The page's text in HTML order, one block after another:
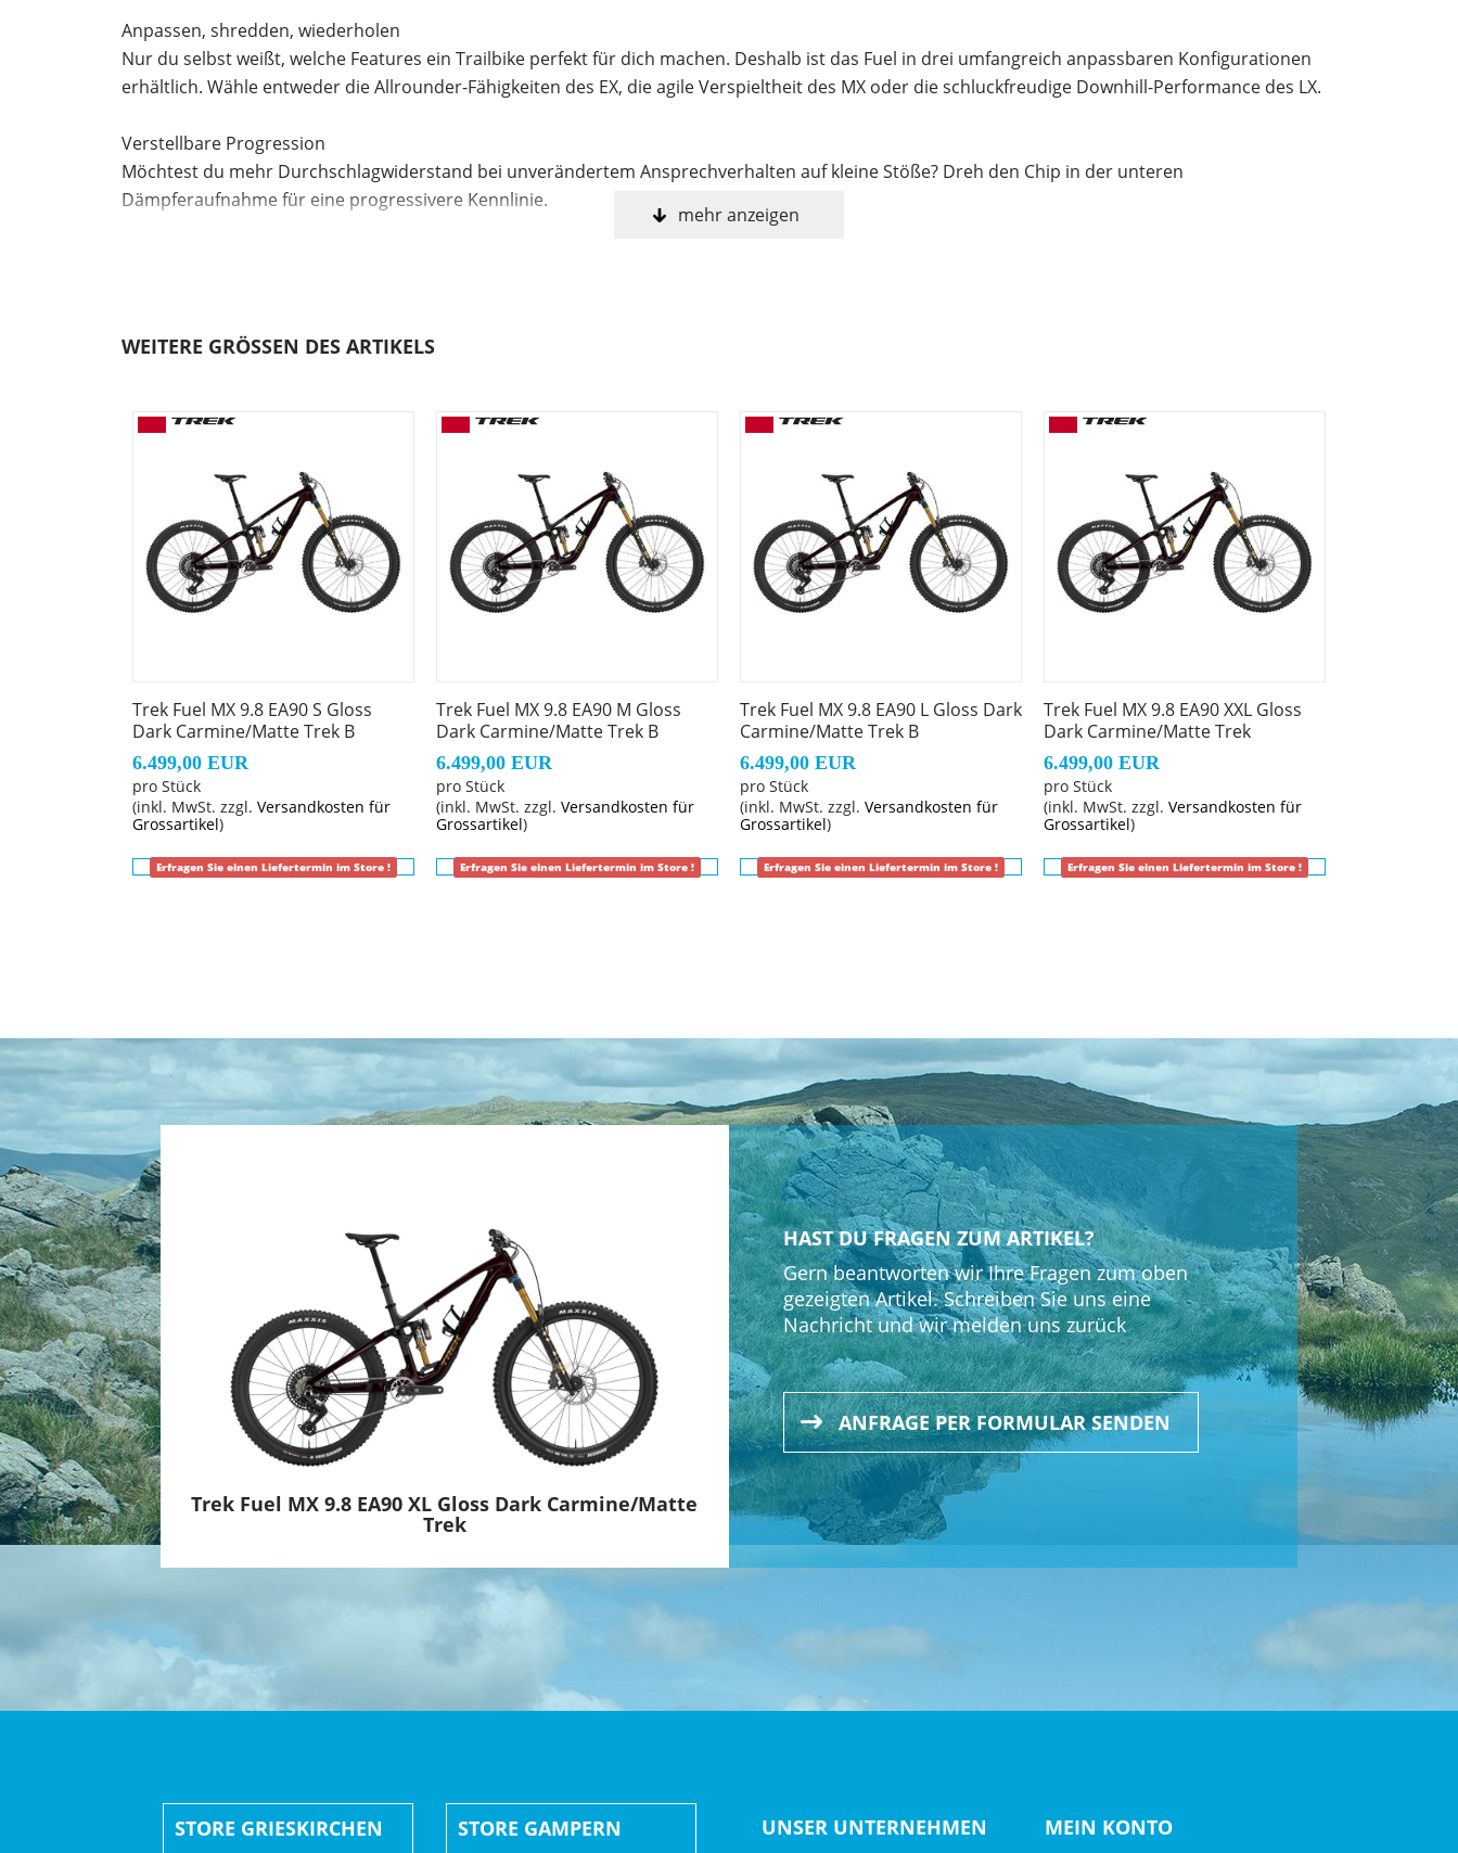
Anpassen, shredden, wiederholen
Nur du selbst weißt, welche Features ein Trailbike perfekt für dich machen. Deshalb ist das Fuel in drei umfangreich anpassbaren Konfigurationen
erhältlich. Wähle entweder die Allrounder-Fähigkeiten des EX, die agile Verspieltheit des MX oder die schluckfreudige Downhill-Performance des LX.
Verstellbare Progression
Möchtest du mehr Durchschlagwiderstand bei unverändertem Ansprechverhalten auf kleine Stöße? Dreh den Chip in der unteren
Dämpferaufnahme für eine progressivere Kennlinie.
dank der praktischen Aufnahmepunkte am Oberrohr kannst du noch mehr Equipment mitnehmen.
Frisches Rahmendesign
Der neue Rahmen des Fuel bietet ausreichend Platz für langhubige Variosattelstützen, größere Dämpfer, Rahmentaschen und vieles mehr.
Active Braking Pivot
Active Braking Pivot erlaubt unseren Ingenieuren die Feinabstimmung, wie die Federung unabhängig voneinander auf Beschleunigungs- und
Rahmen: OCLV Mountain Carbon, integriertes Staufach, ZS Steuersatz, verstellbares Hebelverhältnis, geführte interne Zug- und Leitungsverlegung,
austauschbarer Aluminiumumlenkhebel, austauschbare untere Dämpferaufnahme, Unterrohrschutz, Shuttle-Protektor, BSA 73, ISCG 05, ABP, UDH,
Boost148, anpassbar
Schalthebel: SRAM Eagle 90, 12fach
Hinterradbremse: SRAM Maven Bronze hydraulische 4-Kolben-Scheibenbremse // SRAM Maven Bronze hydraulische 4-Kolben-Scheibenbremse
SRAM HS2, 6-Loch, 180 mm // SRAM HS2, 6-Loch, 200 mm
Max. Bremsscheibendu
Vorderradbremse: SRAM Maven Bronze hydraulische 4-Kolben-Scheibenbremse // SRAM Maven Bronze hydraulische 4-Kolben-Scheibenbremse
SRAM HS2, 6-Loch, 180 mm // SRAM HS2, 6-Loch, 200 mm
Max. Bremsscheibendu
Reifen: Maxxis Assegai, Tubeless-Ready, 3C, EXO+ Karkasse, MAXXGRIP, faltbarer Wulstkern, 29 x 2.50 // Maxxis Minion DHR II, Tubeless-Ready, 3C,
EXO+ Karkasse, MAXXTERRA, faltbarer Wulstkern, 27.5 x 2.50
Gabel: FOX Factory 36, Float EVOL Luftfeder, GRIP X2 Dämpfung, 44 mm Vorlauf, Boost110, 15 mm Kabolt X Achse, 160 mm Federweg
Schaltwerk hinten: SRAM Eagle 90, T-Type
SRAM DUB MTB Wide, 73 mm, BSA-Gewinde
Kassette: SRAM Eagle XS-1275, T-Type, 10-52 Z., 12fach
Kette: SRAM GX Eagle, T-Type, 12fach
Lenkervorbau: Bontrager Elite, 35 mm, 0 Grad, 45 mm Länge
mehr anzeigen
WEITERE GRÖSSEN DES ARTIKELS
Trek Fuel MX 9.8 EA90 S Gloss
Dark Carmine/Matte Trek B
6.499,00 EUR
pro Stück
(inkl. MwSt. zzgl. Versandkosten für
Grossartikel)
Erfragen Sie einen Liefertermin im Store !
Trek Fuel MX 9.8 EA90 M Gloss
Dark Carmine/Matte Trek B
6.499,00 EUR
pro Stück
(inkl. MwSt. zzgl. Versandkosten für
Grossartikel)
Erfragen Sie einen Liefertermin im Store !
Trek Fuel MX 9.8 EA90 L Gloss Dark
Carmine/Matte Trek B
6.499,00 EUR
pro Stück
(inkl. MwSt. zzgl. Versandkosten für
Grossartikel)
Erfragen Sie einen Liefertermin im Store !
Trek Fuel MX 9.8 EA90 XXL Gloss
Dark Carmine/Matte Trek
6.499,00 EUR
pro Stück
(inkl. MwSt. zzgl. Versandkosten für
Grossartikel)
Erfragen Sie einen Liefertermin im Store !
Trek Fuel MX 9.8 EA90 XL Gloss Dark Carmine/Matte
Trek
HAST DU FRAGEN ZUM ARTIKEL?
Gern beantworten wir Ihre Fragen zum oben
gezeigten Artikel. Schreiben Sie uns eine
Nachricht und wir melden uns zurück
ANFRAGE PER FORMULAR SENDEN
STORE GRIESKIRCHEN STORE GAMPERN UNSER UNTERNEHMEN MEIN KONTO